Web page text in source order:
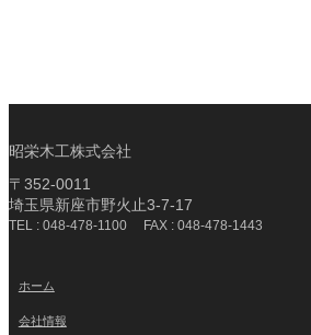
昭栄木工株式会社
〒352-0011
埼玉県新座市野火止3-7-17
TEL : 048-478-1100 FAX : 048-478-1443
ホーム
会社情報